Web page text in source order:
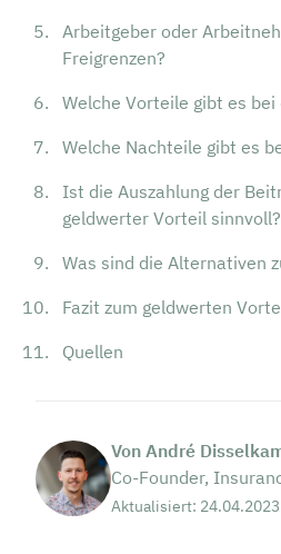
Arbeitgeber oder
Freigrenzen?
Welche Vorteile gibt es
Welche Nachteile gibt es
Ist die Auszahlung der
geldwerter Vorteil sinnvoll?
Was sind die Alternativen
Fazit zum geldwerten
Quellen
Von André
Co-Founder,
Aktualisiert: 24.04.2023